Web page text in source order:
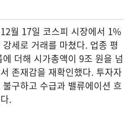
월 17일 코스피 시장에서 1%
세로 거래를 마쳤다. 업종 평
더해 시가총액이 9조 원을 넘
존재감을 재확인했다. 투자자
구하고 수급과 밸류에이션 흐
.